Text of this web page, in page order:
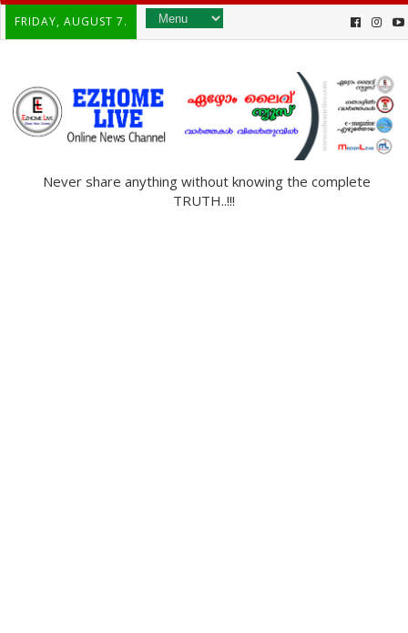
FRIDAY, AUGUST 7.
Never share anything without knowing the complete
TRUTH..!!!